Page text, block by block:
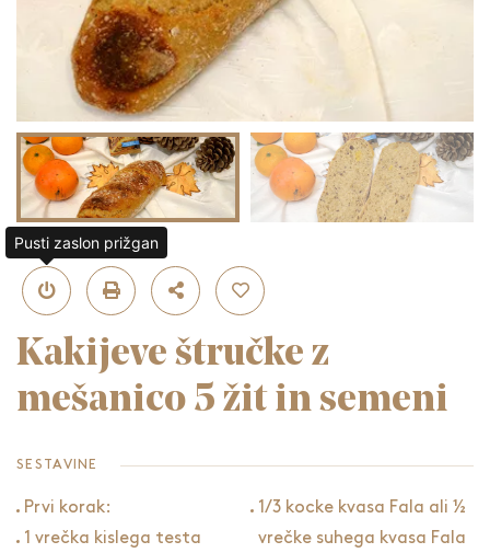
Kakijeve štručke z
mešanico 5 žit in semeni
SESTAVINE
Prvi korak:
1 vrečka kislega testa
1/3 kocke kvasa Fala ali ½
vrečke suhega kvasa Fala
Pusti zaslon prižgan